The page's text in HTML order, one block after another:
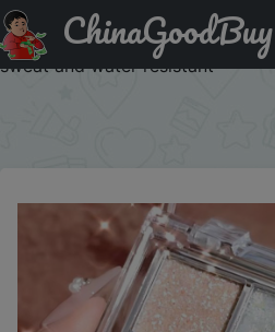
Скидка на: Pearlescent fine
smart eyeshadow palette Long-
sweat and water resistant
ChinaGoodBuy